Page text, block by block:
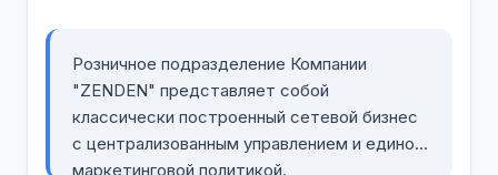
Розничное подразделение Компании
"ZENDEN" представляет собой
классически построенный сетевой бизнес
с централизованным управлением и единой
маркетинговой политикой.